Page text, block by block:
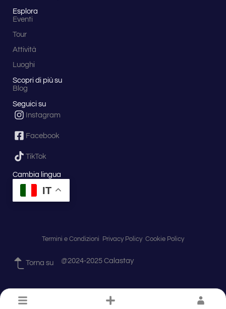
Esplora
Eventi
Tour
Attività
Luoghi
Scopri di più su
Blog
Seguici su
Instagram
Facebook
TikTok
Cambia lingua
IT
Termini e Condizioni Privacy Policy Cookie Policy
Torna su @2024-2025 Calastay